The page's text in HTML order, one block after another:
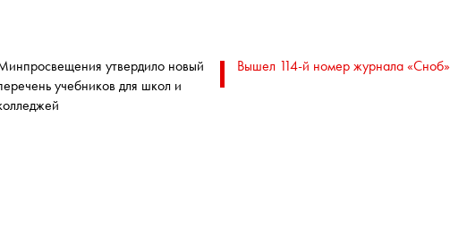
утвердило новый
учебников для школ и
Вышел 114-й номер журнала «Сноб»